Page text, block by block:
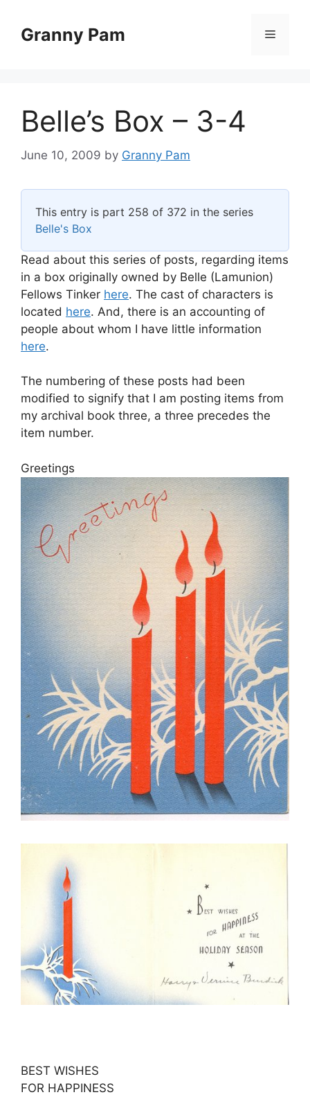
contentGranny Pam Menu
Belle’s Box – 3-4
June 10, 2009 by Granny Pam
This entry is part 258 of 372 in the series
Belle's Box
Read about this series of posts, regarding items
in a box originally owned by Belle (Lamunion)
Fellows Tinker here. The cast of characters is
located here. And, there is an accounting of
people about whom I have little information
here.
The numbering of these posts had been
modified to signify that I am posting items from
my archival book three, a three precedes the
item number.
Greetings
BEST WISHES
FOR HAPPINESS